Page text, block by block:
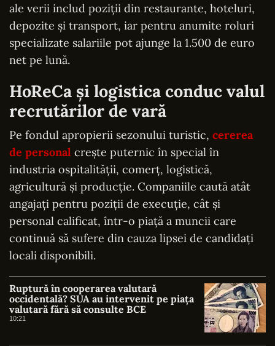
ale verii includ poziții din restaurante, hoteluri,
depozite și transport, iar pentru anumite roluri
specializate salariile pot ajunge la 1.500 de euro
net pe lună.
HoReCa și logistica conduc valul
recrutărilor de vară
Pe fondul apropierii sezonului turistic, cererea
de personal crește puternic în special în
industria ospitalității, comerț, logistică,
agricultură și producție. Companiile caută atât
angajați pentru poziții de execuție, cât și
personal calificat, într-o piață a muncii care
continuă să sufere din cauza lipsei de candidați
locali disponibili.
Ruptură în cooperarea valutară
occidentală? SUA au intervenit pe piața
valutară fără să consulte BCE
10:21